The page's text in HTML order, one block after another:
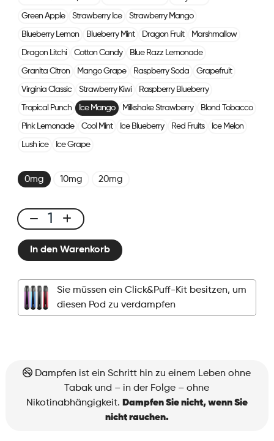
Green Apple Strawberry Ice Strawberry Mango
Blueberry Lemon Blueberry Mint Dragon Fruit Marshmallow
Dragon Litchi Cotton Candy Blue Razz Lemonade
Granita Citron Mango Grape Raspberry Soda Grapefruit
Virginia Classic Strawberry Kiwi Raspberry Blueberry
Tropical Punch Ice Mango Milkshake Strawberry Blond Tobacco
Pink Lemonade Cool Mint Ice Blueberry Red Fruits Ice Melon
Lush ice Ice Grape
0mg 10mg 20mg
Click
&
Puff
Pod
Ice
In den Warenkorb
Sie müssen ein Click&Puff-Kit besitzen, um
diesen Pod zu verdampfen
Dampfen ist ein Schritt hin zu einem Leben ohne
Tabak und – in der Folge – ohne
Nikotinabhängigkeit. Dampfen Sie nicht, wenn Sie
nicht rauchen.